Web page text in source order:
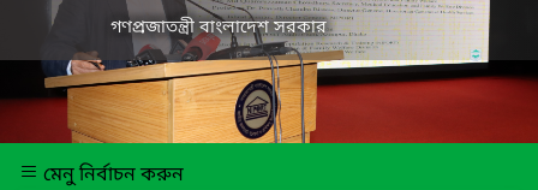
গণপ্রজাতন্ত্রী বাংলাদেশ সরকার
মেনু নির্বাচন করুন